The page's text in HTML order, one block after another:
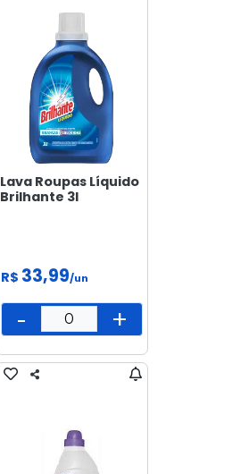
Lava Roupas Líquido
Brilhante 3l
R$ 33,99/un
- +